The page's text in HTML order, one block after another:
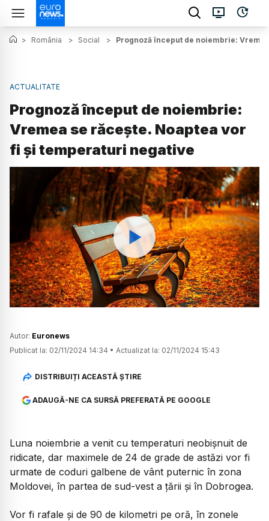
> România > Social > Prognoză început de noiembrie:
ACTUALITATE
Prognoză început de noiembrie:
Vremea se răcește. Noaptea vor
fi și temperaturi negative
Watch
Autor: Euronews
Publicat la: 02/11/2024 14:34 • Actualizat la: 02/11/2024 15:43
DISTRIBUIȚI ACEASTĂ ȘTIRE
ADAUGĂ-NE CA SURSĂ PREFERATĂ PE GOOGLE
Luna noiembrie a venit cu temperaturi neobișnuit de
ridicate, dar maximele de 24 de grade de astăzi vor fi
urmate de coduri galbene de vânt puternic în zona
Moldovei, în partea de sud-vest a țării și în Dobrogea.
Vor fi rafale și de 90 de kilometri pe oră, în zonele